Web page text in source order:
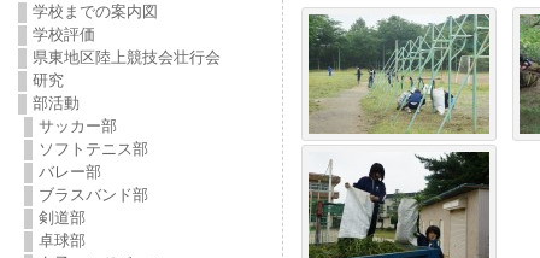
学校までの案内図
学校評価
県東地区陸上競技会壮行会
研究
部活動
サッカー部
ソフトテニス部
バレー部
ブラスバンド部
剣道部
卓球部